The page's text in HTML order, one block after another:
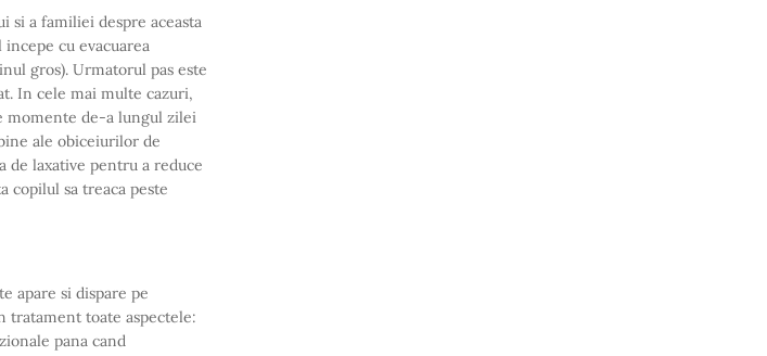
si a familiei despre aceasta
cu evacuarea
gros). Urmatorul pas este
In cele mai multe cazuri,
momente de-a lungul zilei
ale obiceiurilor de
de laxative pentru a reduce
copilul sa treaca peste
apare si dispare pe
tratament toate aspectele:
pana cand